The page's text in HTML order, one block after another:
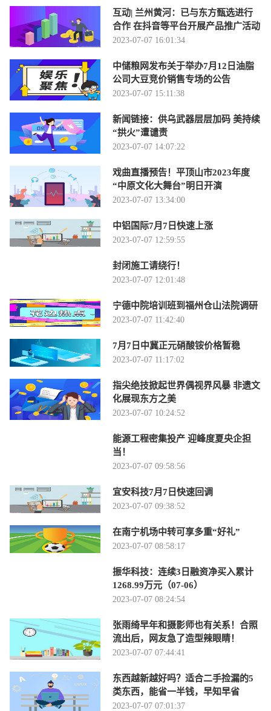
互动| 兰州黄河：已与东方甄选进行
合作 在抖音等平台开展产品推广活动
2023-07-07 16:01:34
中储粮网发布关于举办7月12日油脂
公司大豆竞价销售专场的公告
2023-07-07 15:11:38
新闻链接：供乌武器层层加码 美持续
“拱火”遭谴责
2023-07-07 14:07:22
戏曲直播预告！平顶山市2023年度
“中原文化大舞台”明日开演
2023-07-07 13:34:00
中铝国际7月7日快速上涨
2023-07-07 12:59:55
封闭施工请绕行！
2023-07-07 12:01:48
宁德中院培训班到福州仓山法院调研
2023-07-07 11:42:40
7月7日中冀正元硝酸铵价格暂稳
2023-07-07 11:17:02
指尖绝技掀起世界偶视界风暴 非遗文
化展现东方之美
2023-07-07 10:24:52
能源工程密集投产 迎峰度夏央企担
当！
2023-07-07 09:58:56
宜安科技7月7日快速回调
2023-07-07 09:38:52
在南宁机场中转可享多重“好礼”
2023-07-07 08:58:17
振华科技：连续3日融资净买入累计
1268.99万元（07-06）
2023-07-07 08:24:54
张雨绮早年和摄影师也有关系！合照
流出后，网友急了造型辣眼睛！
2023-07-07 07:44:41
东西越新越好吗？适合二手捡漏的5
类东西，能省一半钱，早知早省
2023-07-07 07:01:37